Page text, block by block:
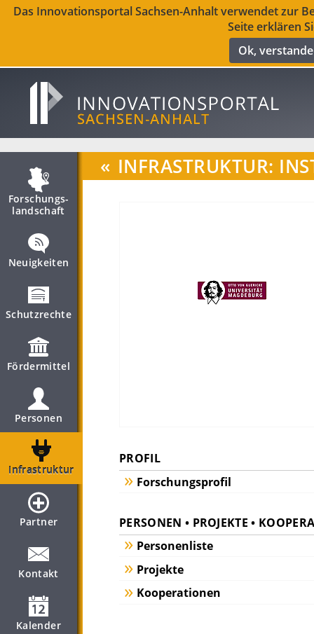
Das Innovationsportal Sachsen-Anhalt verwendet zur
Seite erklären
Ok,
Forschungs­
landschaft
Neuigkeiten
Schutzrechte
Fördermittel
Personen
Infrastruktur
Partner
Kontakt
Kalender
« INFRASTRUKTUR:
PROFIL
Forschungsprofil
PERSONEN • PROJEKTE •
Personenliste
Projekte
Kooperationen